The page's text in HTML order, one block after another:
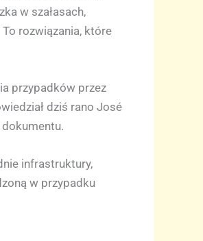
w szałasach,
rozwiązania, które
przypadków przez
dziś rano José
infrastruktury,
w przypadku